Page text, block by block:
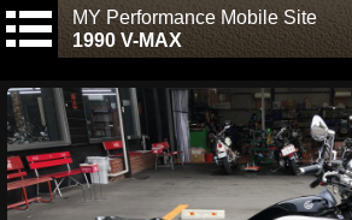
MY Performance Mobile Site
1990 V-MAX